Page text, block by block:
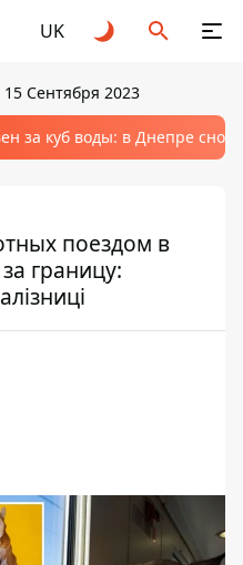
UK
15 Сентября 2023
за куб воды: в Днепре
поездом в
границу: